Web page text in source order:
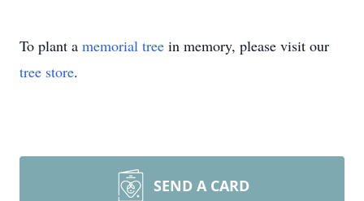
To plant a memorial tree in memory, please visit our
tree store.
SEND A CARD